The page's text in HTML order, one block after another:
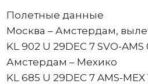
Полетные данные
Москва – Амстердам,
KL 902 U 29DEC 7 SVO-AMS
Амстердам – Мехико
KL 685 U 29DEC 7 AMS-MEX